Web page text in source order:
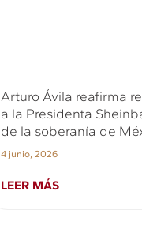
Arturo Ávila reafirma
a la Presidenta
de la soberanía de
4 junio, 2026
LEER MÁS